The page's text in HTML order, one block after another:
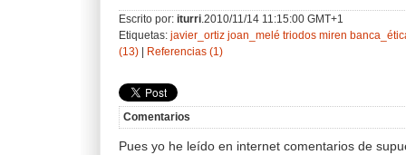
Escrito por: iturri .2010/11/14 11:15:00 GMT+1
Etiquetas: javier_ortiz joan_melé triodos miren
(13)
Referencias (1)
Comentarios
Pues yo he leído en internet comentarios de